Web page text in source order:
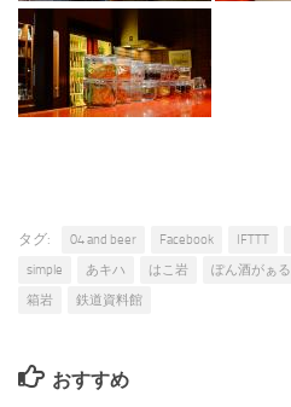
タグ: 04 and beer Facebook IFTTT
simple
あキハ はこ岩 ぽん酒がぁる
箱岩
鉄道資料館
おすすめ